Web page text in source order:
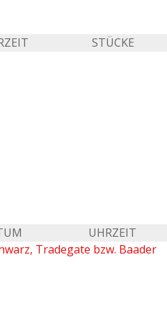
STÜCKE
UHRZEIT
Tradegate bzw. Baader